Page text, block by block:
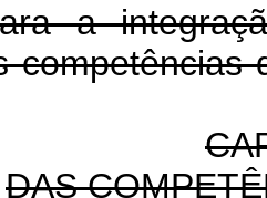
a
competências
DAS